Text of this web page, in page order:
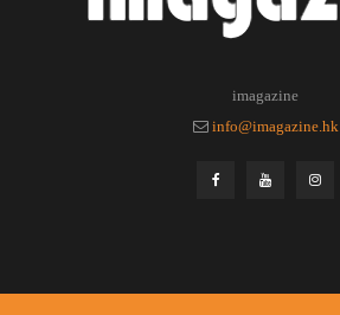
imagazine
info@imagazine.hk